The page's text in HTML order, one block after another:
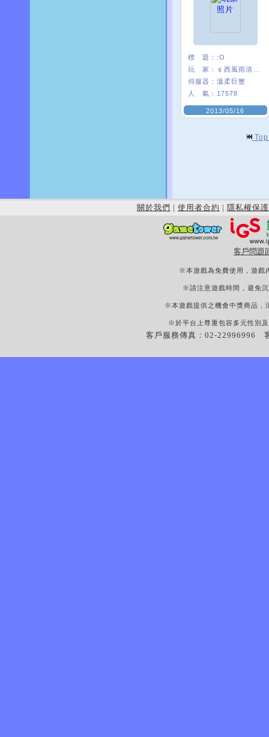
標 題： :O
玩 家：
伺服器： 溫柔巨蟹
人 氣： 17578
2013/05/16
關於我們 | 使用者合約 | 隱私權保護
客戶問題
※本遊戲為免費使用，遊戲
※請注意遊戲時間，避免
※本遊戲提供之機會中獎商品，
※於平台上尊重包容多元性別
客戶服務傳真：02-22996996